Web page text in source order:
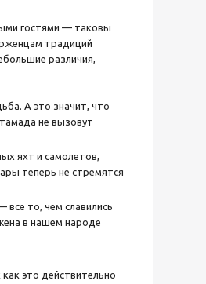
гостями — таковы
традиций
различия,
А это значит, что
не вызовут
яхт и самолетов,
теперь не стремятся
то, чем славились
в нашем народе
это действительно